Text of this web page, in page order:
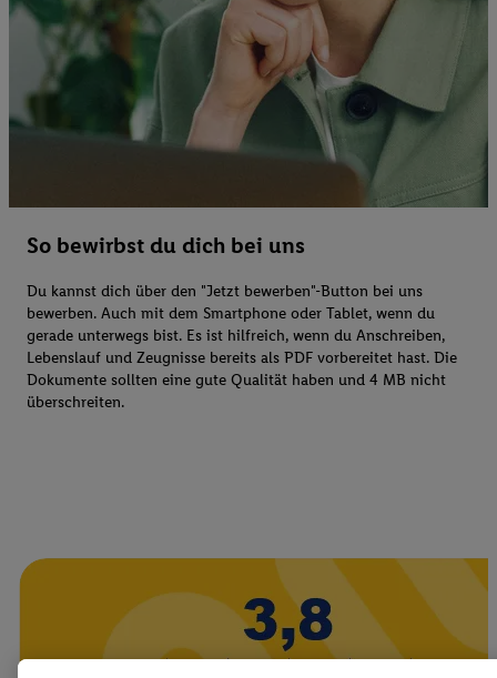
So bewirbst du dich bei uns
Du kannst dich über den "Jetzt bewerben"-Button bei uns
bewerben. Auch mit dem Smartphone oder Tablet, wenn du
gerade unterwegs bist. Es ist hilfreich, wenn du Anschreiben,
Lebenslauf und Zeugnisse bereits als PDF vorbereitet hast. Die
Dokumente sollten eine gute Qualität haben und 4 MB nicht
überschreiten.